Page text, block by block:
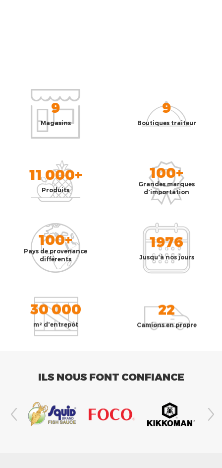
9
Magasins
9
Boutiques traiteur
11 000+
Produits
100+
Grandes marques
d'importation
100+
Pays de provenance
différents
1976
Jusqu'à nos jours
30 000
m² d'entrepôt
22
Camions en propre
ILS NOUS FONT CONFIANCE